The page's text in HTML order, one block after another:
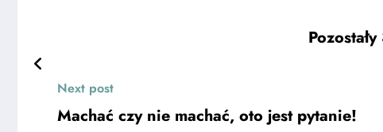
Next post
Machać czy nie machać, oto jest pytanie!